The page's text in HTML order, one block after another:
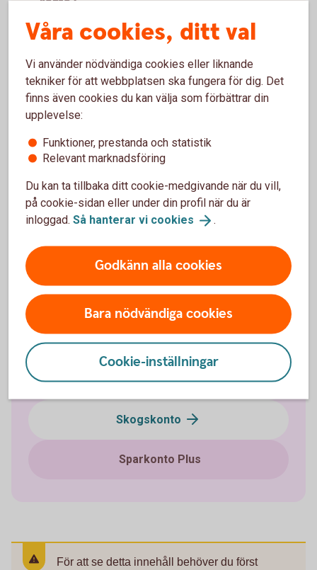
Kan jag öppna kontot själv?
Kan jag ha stående överföringar till och från
kontot?
Sparkonton
Fasträntekonto
e-sparkonto
Skogskonto
Sparkonto Plus
För att se detta innehåll behöver du först
Våra cookies, ditt val
Vi använder nödvändiga cookies eller liknande
tekniker för att webbplatsen ska fungera för dig. Det
finns även cookies du kan välja som förbättrar din
upplevelse:
Funktioner, prestanda och statistik
Relevant marknadsföring
Du kan ta tillbaka ditt cookie-medgivande när du vill,
på cookie-sidan eller under din profil när du är
inloggad. Så hanterar vi cookies .
Godkänn alla cookies
Bara nödvändiga cookies
Cookie-inställningar